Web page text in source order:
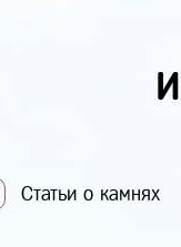
Статьи о камнях